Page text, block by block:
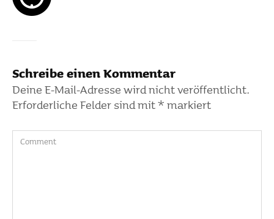
Schreibe einen Kommentar
Deine E-Mail-Adresse wird nicht veröffentlicht.
Erforderliche Felder sind mit* markiert
Comment